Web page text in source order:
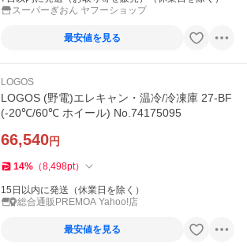
スーパーぎおん ヤフーショップ
最安値を見る
LOGOS
LOGOS (野電)エレキャン・温冷/冷凍庫 27-BF
(-20℃/60℃ ホイール) No.74175095
66,540円
14% （8,498pt）
15日以内に発送（休業日を除く）
総合通販PREMOA Yahoo!店
最安値を見る